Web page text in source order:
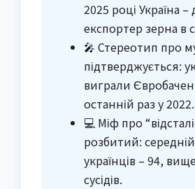
2025 році Україна
експортер зерна в
🎤 Стереотип про
підтверджується:
виграли
останній раз у 2022.
💻 Міф про
розбитий:
українців – 94,
сусідів.